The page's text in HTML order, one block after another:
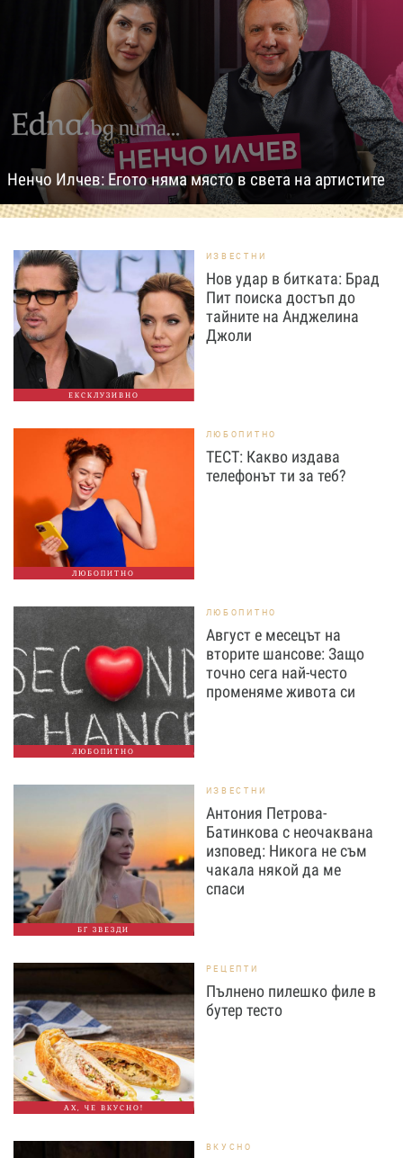
Ненчо Илчев: Егото няма място в света на артистите
ЕКСКЛУЗИВНО
ИЗВЕСТНИ
Нов удар в битката: Брад
Пит поиска достъп до
тайните на Анджелина
Джоли
ЛЮБОПИТНО
ЛЮБОПИТНО
ТЕСТ: Какво издава
телефонът ти за теб?
ЛЮБОПИТНО
ЛЮБОПИТНО
Август е месецът на
вторите шансове: Защо
точно сега най-често
променяме живота си
БГ ЗВЕЗДИ
ИЗВЕСТНИ
Антония Петрова-
Батинкова с неочаквана
изповед: Никога не съм
чакала някой да ме
спаси
АХ, ЧЕ ВКУСНО!
РЕЦЕПТИ
Пълнено пилешко филе в
бутер тесто
ВКУСНО